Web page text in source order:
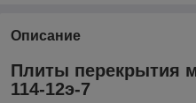
Описание
Плиты перекрытия
114-12э-7